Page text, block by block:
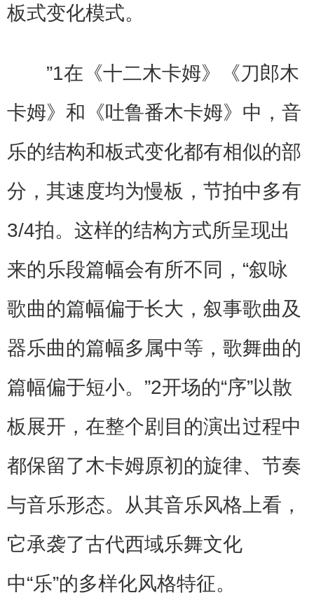
板式变化模式。
”1在《十二木卡姆》《刀郎木
卡姆》和《吐鲁番木卡姆》中，音
乐的结构和板式变化都有相似的部
分，其速度均为慢板，节拍中多有
3/4拍。这样的结构方式所呈现出
来的乐段篇幅会有所不同，“叙咏
歌曲的篇幅偏于长大，叙事歌曲及
器乐曲的篇幅多属中等，歌舞曲的
篇幅偏于短小。”2开场的“序”以散
板展开，在整个剧目的演出过程中
都保留了木卡姆原初的旋律、节奏
与音乐形态。从其音乐风格上看，
它承袭了古代西域乐舞文化
中“乐”的多样化风格特征。